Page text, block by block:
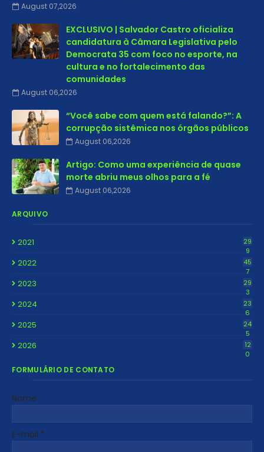
August 07,2026
EXCLUSIVO | Salvador Castro oficializa
candidatura à Câmara Legislativa pelo
Democrata 35 com foco no esporte, na
cultura e no fortalecimento das
comunidades
August 06,2026
“Você sabe com quem está falando?”: A
corrupção sistêmica nos órgãos públicos
August 06,2026
Artigo: Como uma experiência de quase
morte abriu meus olhos para a fé
August 06,2026
ARQUIVO
2021
29
9
2022
45
7
2023
29
3
2024
23
6
2025
24
5
2026
12
0
FORMULÁRIO DE CONTATO
Nome
E-mail *